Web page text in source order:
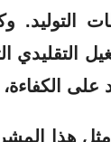
التوليد.
على الكفاءة،
هذا